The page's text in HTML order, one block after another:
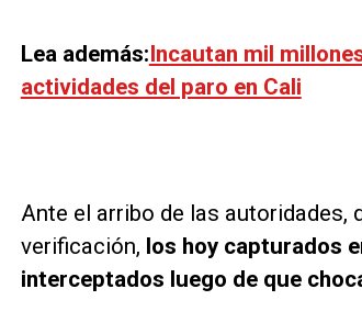
Lea además:Incautan mil
actividades del paro en Cali
Ante el arribo de las autoridades,
verificación, los hoy capturados
interceptados luego de que